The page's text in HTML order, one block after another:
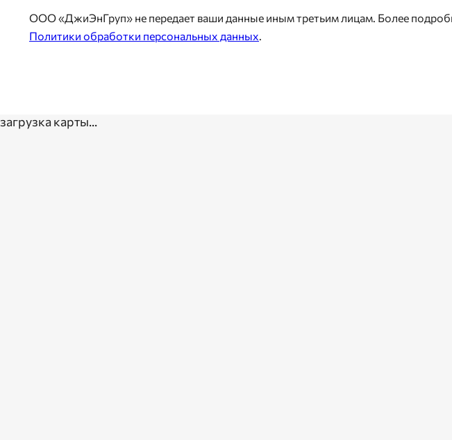
ООО «ДжиЭнГруп» не передает ваши данные иным третьим лицам. Более
Политики обработки персональных данных.
загрузка карты...